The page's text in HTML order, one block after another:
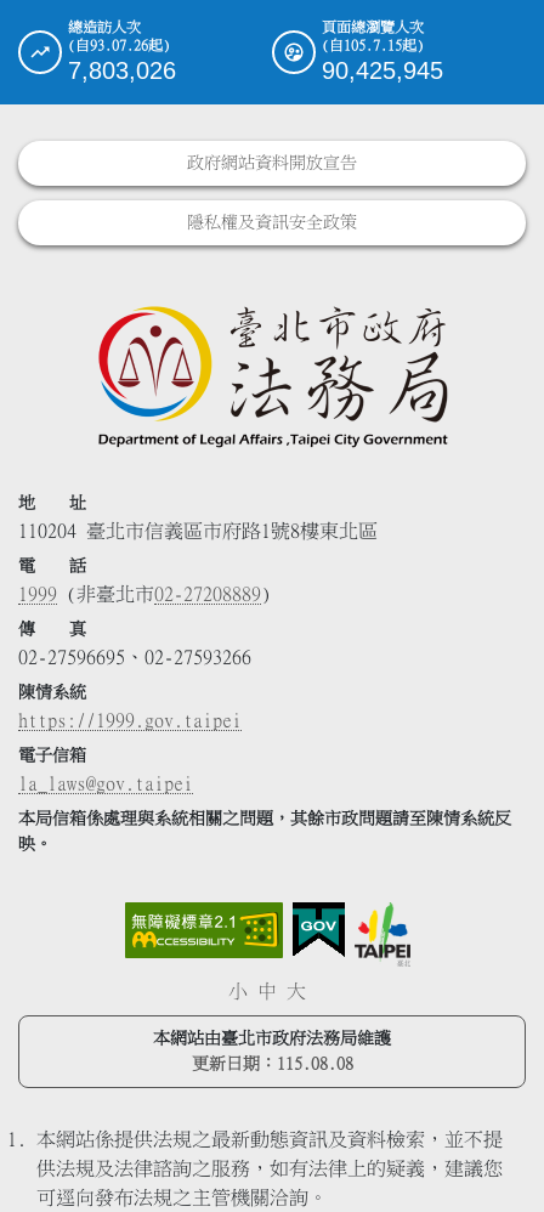
總造訪人次
(自93.07.26起)
7,803,026
頁面總瀏覽人次
(自105.7.15起)
90,425,945
政府網站資料開放宣告
隱私權及資訊安全政策
地 址
110204 臺北市信義區市府路1號8樓東北區
電 話
1999 (非臺北市02-27208889)
傳 真
02-27596695、02-27593266
陳情系統
https://1999.gov.taipei
電子信箱
la_laws@gov.taipei
本局信箱係處理與系統相關之問題，其餘市政問題請至陳情系統反
映。
小 中 大
本網站由臺北市政府法務局維護
更新日期： 115.08.08
本網站係提供法規之最新動態資訊及資料檢索，並不提
供法規及法律諮詢之服務，如有法律上的疑義，建議您
可逕向發布法規之主管機關洽詢。